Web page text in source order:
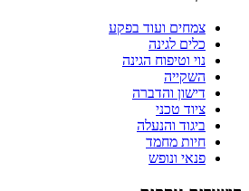
צמחים ועוד בפקע
כלים לגינה
נוי וטיפוח הגינה
השקייה
דישון והדברה
ציוד טכני
ביגוד והנעלה
חיות מחמד
פנאי ונופש